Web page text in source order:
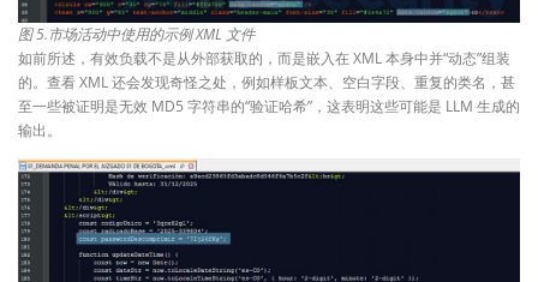
图 5.市场活动中使用的示例 XML 文件
如前所述，有效负载不是从外部获取的，而是嵌入在 XML 本身中并“动态”组装
的。查看 XML 还会发现奇怪之处，例如样板文本、空白字段、重复的类名，甚
至一些被证明是无效 MD5 字符串的“验证哈希”，这表明这些可能是 LLM 生成的
输出。